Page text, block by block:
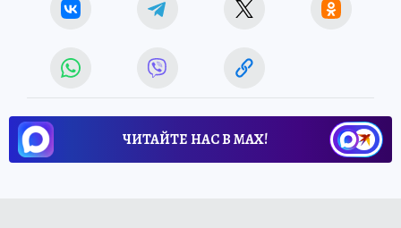
ЧИТАЙТЕ НАС В МАХ!